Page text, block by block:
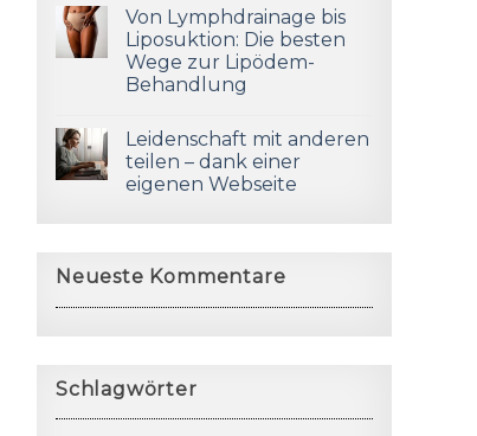
Von Lymphdrainage bis
Liposuktion: Die besten
Wege zur Lipödem-
Behandlung
Leidenschaft mit anderen
teilen – dank einer
eigenen Webseite
Neueste Kommentare
Schlagwörter